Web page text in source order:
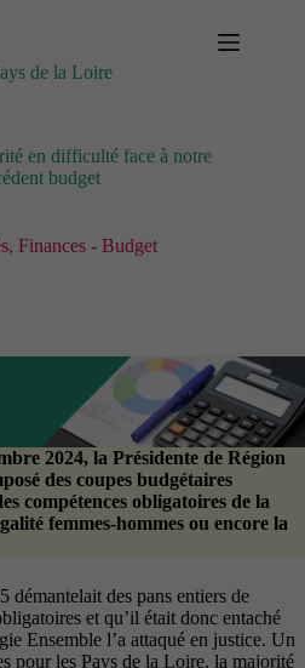
de la Loire
en difficulté face à notre
budget
, Finances - Budget
2024, la Présidente de Région
des coupes budgétaires
compétences obligatoires de la
femmes-hommes ou encore la
démantelait des pans entiers de
et qu’il était donc entaché
Ensemble l’a attaqué en justice. Un
pour les Pays de la Loire, la majorité